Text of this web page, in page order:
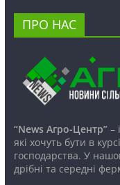
ПРО НАС
“News Агро-Центр”–
які хочуть бути в
господарства. У
дрібні та середні